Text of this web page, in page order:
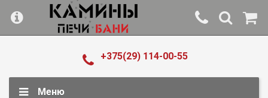
+375(29) 114-00-55
Меню